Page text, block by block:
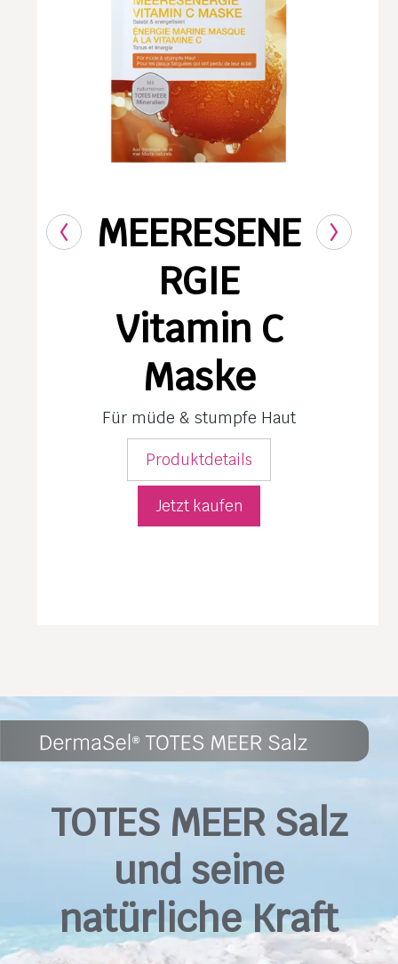
MEERESENE
RGIE
Vitamin C
Maske
Für müde & stumpfe Haut
Produktdetails
Jetzt kaufen
TOTES MEER Salz
und seine
natürliche Kraft